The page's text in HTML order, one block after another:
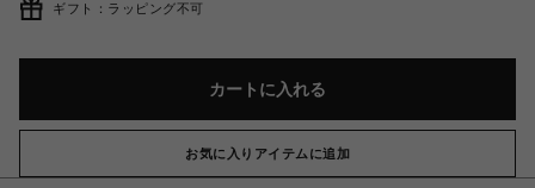
ギフト：ラッピング不可
カートに入れる
お気に入りアイテムに追加